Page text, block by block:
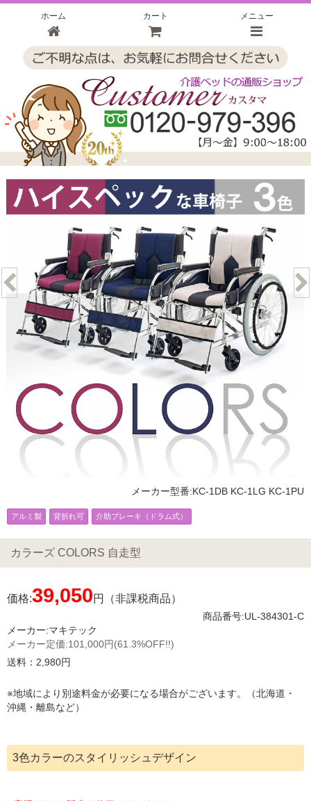
ホーム カート メニュー
メーカー型番:KC-1DB KC-1LG KC-1PU
アルミ製 背折れ可 介助ブレーキ（ドラム式）
カラーズ COLORS 自走型
価格:39,050円（非課税商品）
商品番号:UL-384301-C
メーカー:マキテック
メーカー定価:101,000円(61.3%OFF!!)
送料：2,980円
※地域により別途料金が必要になる場合がございます。（北海道・
沖縄・離島など）
3色カラーのスタイリッシュデザイン